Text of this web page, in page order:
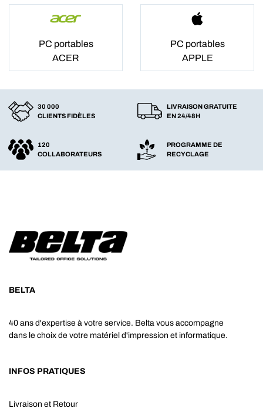
PC portables
ACER
PC portables
APPLE
30 000
CLIENTS FIDÈLES
LIVRAISON GRATUITE
EN 24/48H
120
COLLABORATEURS
PROGRAMME DE
RECYCLAGE
BELTA
40 ans d'expertise à votre service. Belta vous accompagne
dans le choix de votre matériel d'impression et informatique.
INFOS PRATIQUES
Livraison et Retour